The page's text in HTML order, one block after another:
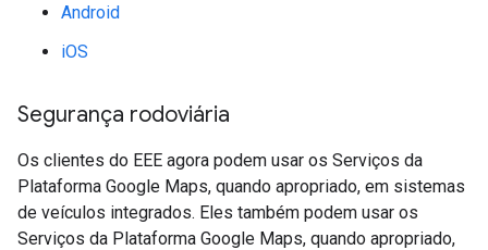
Android
iOS
Segurança rodoviária
Os clientes do EEE agora podem usar os Serviços da
Plataforma Google Maps, quando apropriado, em sistemas
de veículos integrados. Eles também podem usar os
Serviços da Plataforma Google Maps, quando apropriado,